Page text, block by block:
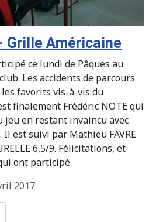
Grille Américaine
ce lundi de Pâques au
Les accidents de parcours
favorits vis-à-vis du
finalement Frédéric NOTE qui
jeu en restant invaincu avec
est suivi par Mathieu FAVRE
6,5/9. Félicitations, et
ont participé.
2017